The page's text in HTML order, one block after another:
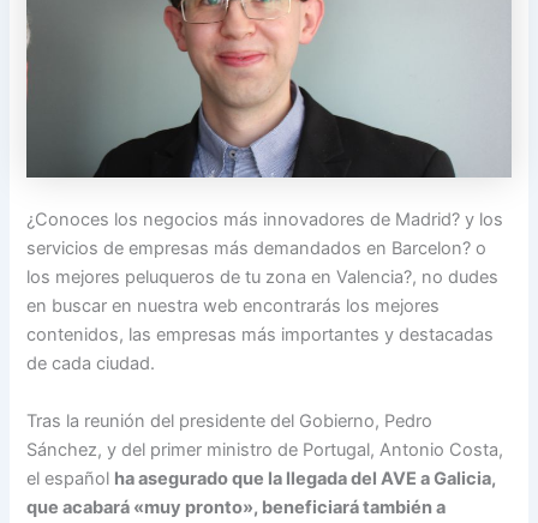
¿Conoces los negocios más innovadores de Madrid? y los
servicios de empresas más demandados en Barcelon? o
los mejores peluqueros de tu zona en Valencia?, no dudes
en buscar en nuestra web encontrarás los mejores
contenidos, las empresas más importantes y destacadas
de cada ciudad.
Tras la reunión del presidente del Gobierno, Pedro
Sánchez, y del primer ministro de Portugal, Antonio Costa,
el español ha asegurado que la llegada del AVE a Galicia,
que acabará «muy pronto», beneficiará también a